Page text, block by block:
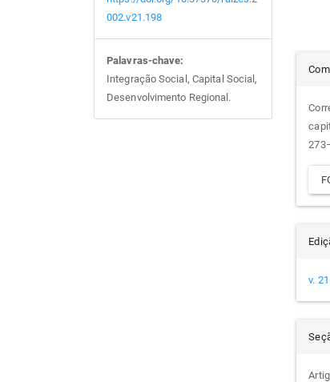
002.v21.198
Palavras-chave:
Integração Social, Capital Social,
Desenvolvimento Regional.
v.